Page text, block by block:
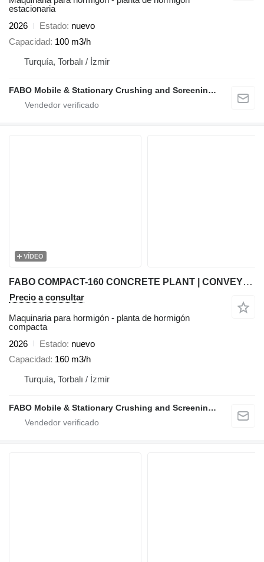
estacionaria
2026
Estado nuevo
Capacidad 100 m3/h
Turquía, Torbalı / İzmir
FABO Mobile & Stationary Crushing and Screening Plants | Concrete Batching Plants Manufacturer
VÍDEO
FABO COMPACT-160 CONCRETE PLANT | CONVEYOR TYPE
Precio a consultar
Maquinaria para hormigón - planta de hormigón
compacta
2026
Estado nuevo
Capacidad 160 m3/h
Turquía, Torbalı / İzmir
FABO Mobile & Stationary Crushing and Screening Plants | Concrete Batching Plants Manufacturer